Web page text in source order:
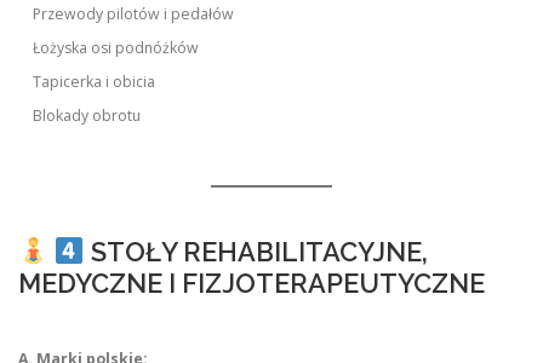
Przewody pilotów i pedałów
Łożyska osi podnóżków
Tapicerka i obicia
Blokady obrotu
STOŁY REHABILITACYJNE,
MEDYCZNE I FIZJOTERAPEUTYCZNE